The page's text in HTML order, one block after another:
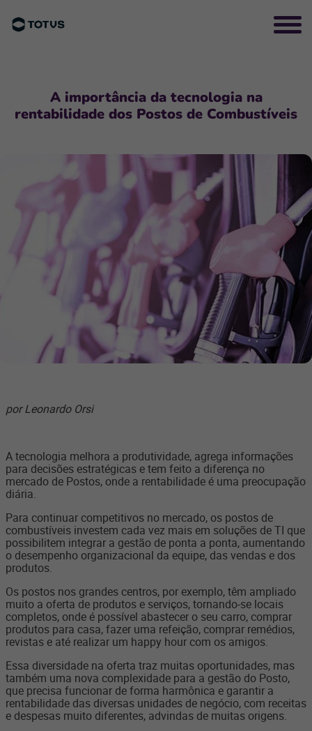
A importância da tecnologia na
rentabilidade dos Postos de Combustíveis
por Leonardo Orsi
A tecnologia melhora a produtividade, agrega informações
para decisões estratégicas e tem feito a diferença no
mercado de Postos, onde a rentabilidade é uma preocupação
diária.
Para continuar competitivos no mercado, os postos de
combustíveis investem cada vez mais em soluções de TI que
possibilitem integrar a gestão de ponta a ponta, aumentando
o desempenho organizacional da equipe, das vendas e dos
produtos.
Os postos nos grandes centros, por exemplo, têm ampliado
muito a oferta de produtos e serviços, tornando-se locais
completos, onde é possível abastecer o seu carro, comprar
produtos para casa, fazer uma refeição, comprar remédios,
revistas e até realizar um happy hour com os amigos.
Essa diversidade na oferta traz muitas oportunidades, mas
também uma nova complexidade para a gestão do Posto,
que precisa funcionar de forma harmônica e garantir a
rentabilidade das diversas unidades de negócio, com receitas
e despesas muito diferentes, advindas de muitas origens.